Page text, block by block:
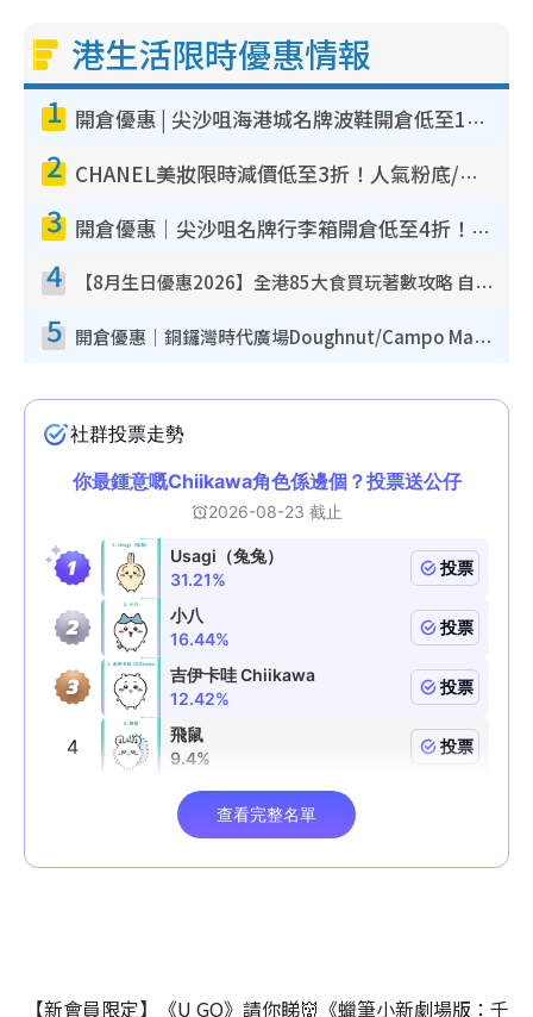
港生活限時優惠情報
1 開倉優惠 | 尖沙咀海港城名牌波鞋開倉低至1折！On鞋$899起／Joy&Peace鞋履$98起
2 CHANEL美妝限時減價低至3折！人氣粉底/唇膏/精華液低至$275！COCO香水都有平
3 開倉優惠｜尖沙咀名牌行李箱開倉低至4折！一連5日 American Tourister/ace./Hallmark $200起！
4 【8月生日優惠2026】全港85大食買玩著數攻略 自助餐/火鍋放題同行免費＋誠品/DONKI送現金券
5 開倉優惠｜銅鑼灣時代廣場Doughnut/Campo Marzio開倉低至1折！背囊、書包、手袋劈價$200起
【新會員限定】《U GO》請你睇👹《蠟筆小新劇場版：千